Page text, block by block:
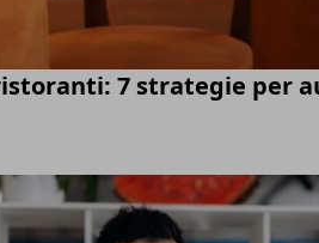
7 strategie per